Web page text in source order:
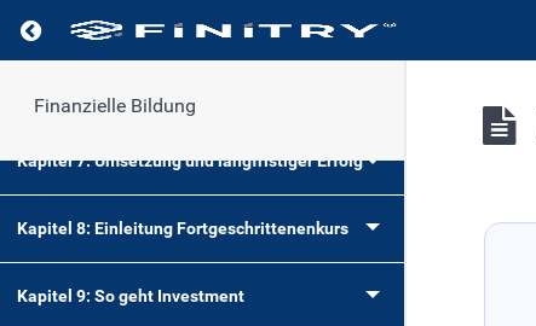
Finanzielle Bildung
Kapitel 7: Umsetzung und langfristiger Erfolg
Kapitel 8: Einleitung Fortgeschrittenenkurs
Kapitel 9: So geht Investment